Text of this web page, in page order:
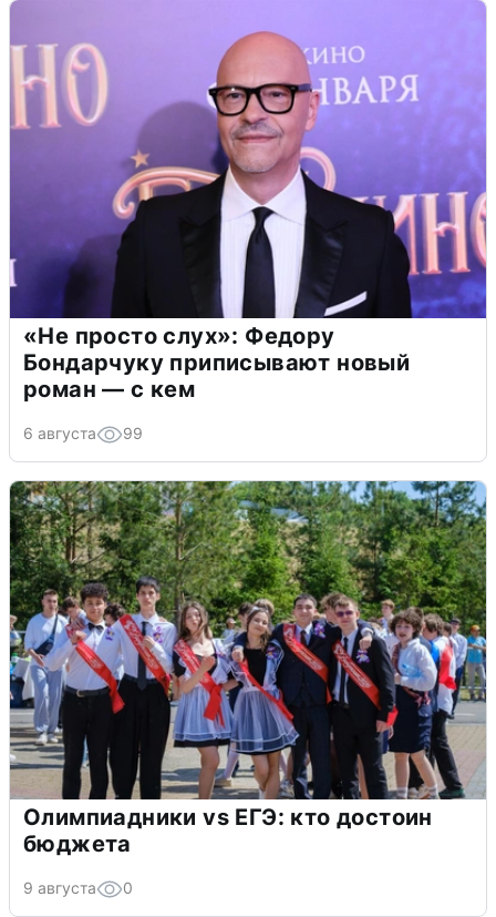
«Не просто слух»: Федору
Бондарчуку приписывают новый
роман — с кем
6 августа 99
Олимпиадники vs ЕГЭ: кто достоин
бюджета
9 августа 0